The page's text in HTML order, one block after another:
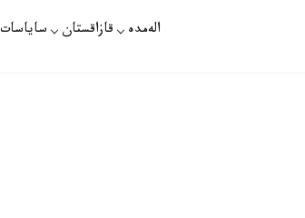
الەمدە قازاقستان ساياسات